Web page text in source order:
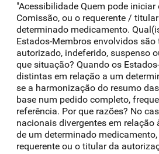
"Acessibilidade Quem pode
Comissão, ou o requerente /
determinado medicamento.
Estados-Membros envolvidos
autorizado, indeferido, suspenso
que situação? Quando os
distintas em relação a um
se a harmonização do resumo
base num pedido completo,
referência. Por que razões? No
nacionais divergentes em
de um determinado
requerente ou o titular da